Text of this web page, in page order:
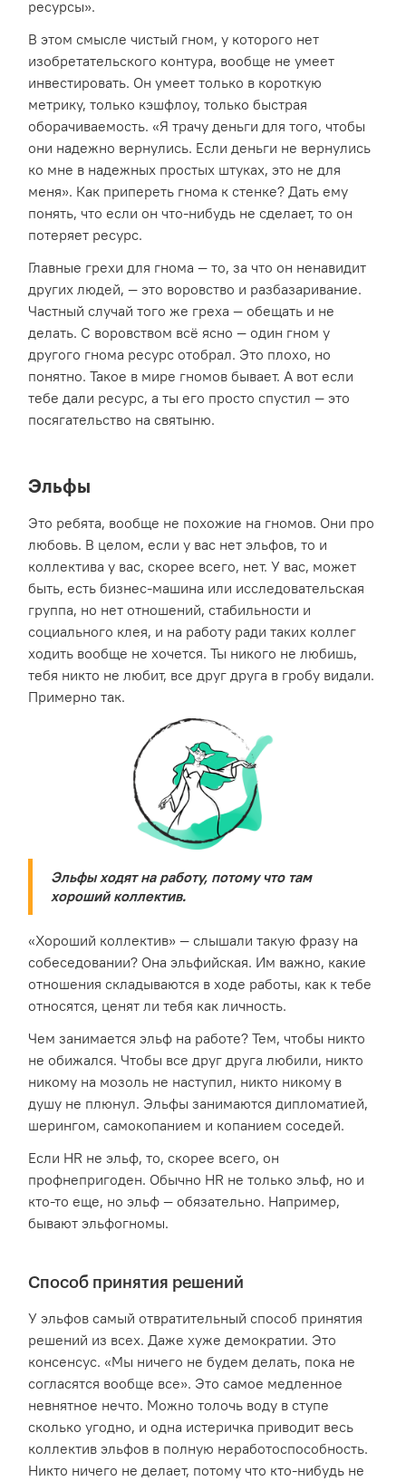
ресурсы».
В этом смысле чистый гном, у которого нет
изобретательского контура, вообще не умеет
инвестировать. Он умеет только в короткую
метрику, только кэшфлоу, только быстрая
оборачиваемость. «Я трачу деньги для того, чтобы
они надежно вернулись. Если деньги не вернулись
ко мне в надежных простых штуках, это не для
меня». Как припереть гнома к стенке? Дать ему
понять, что если он что-нибудь не сделает, то он
потеряет ресурс.
Главные грехи для гнома — то, за что он ненавидит
других людей, — это воровство и разбазаривание.
Частный случай того же греха — обещать и не
делать. С воровством всё ясно — один гном у
другого гнома ресурс отобрал. Это плохо, но
понятно. Такое в мире гномов бывает. А вот если
тебе дали ресурс, а ты его просто спустил — это
посягательство на святыню.
Эльфы
Это ребята, вообще не похожие на гномов. Они про
любовь. В целом, если у вас нет эльфов, то и
коллектива у вас, скорее всего, нет. У вас, может
быть, есть бизнес-машина или исследовательская
группа, но нет отношений, стабильности и
социального клея, и на работу ради таких коллег
ходить вообще не хочется. Ты никого не любишь,
тебя никто не любит, все друг друга в гробу видали.
Примерно так.
Эльфы ходят на работу, потому что там
хороший коллектив.
«Хороший коллектив» — слышали такую фразу на
собеседовании? Она эльфийская. Им важно, какие
отношения складываются в ходе работы, как к тебе
относятся, ценят ли тебя как личность.
Чем занимается эльф на работе? Тем, чтобы никто
не обижался. Чтобы все друг друга любили, никто
никому на мозоль не наступил, никто никому в
душу не плюнул. Эльфы занимаются дипломатией,
шерингом, самокопанием и копанием соседей.
Если HR не эльф, то, скорее всего, он
профнепригоден. Обычно HR не только эльф, но и
кто-то еще, но эльф — обязательно. Например,
бывают эльфогномы.
Способ принятия решений
У эльфов самый отвратительный способ принятия
решений из всех. Даже хуже демократии. Это
консенсус. «Мы ничего не будем делать, пока не
согласятся вообще все». Это самое медленное
невнятное нечто. Можно толочь воду в ступе
сколько угодно, и одна истеричка приводит весь
коллектив эльфов в полную неработоспособность.
Никто ничего не делает, потому что кто-нибудь не